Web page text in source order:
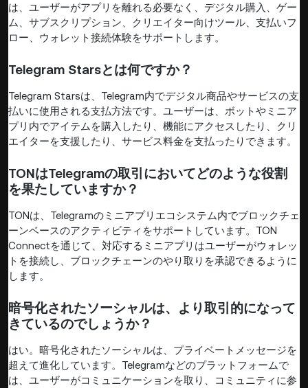
は、ユーザーがアプリを離れる必要なく、デジタル購入、ゲー
ム、サブスクリプション、クリエイター向けツール、支払いフ
ロー、ウォレット接続体験をサポートします。
Telegram Starsとは何ですか？
Telegram Starsは、Telegram内でデジタル商品やサービスの支
払いに使用される支払方法です。ユーザーは、ボットやミニア
プリ内でアイテムを購入したり、機能にアクセスしたり、クリ
エイターを支援したり、サービス料金を支払ったりできます。
TONはTelegramの取引においてどのような役割
を果たしていますか？
TONは、Telegramのミニアプリエコシステム内でブロックチェ
ーンベースのアクティビティをサポートしています。TON
Connectを通じて、対応するミニアプリはユーザーがウォレッ
トを接続し、ブロックチェーンのやり取りを承認できるように
します。
暗号化されたソーシャルは、より取引的になって
きているのでしょうか？
はい。暗号化されたソーシャルは、プライベートメッセージを
超えて進化しています。Telegramなどのプラットフォームで
は、ユーザーがコミュニケーションを取り、コミュニティに参